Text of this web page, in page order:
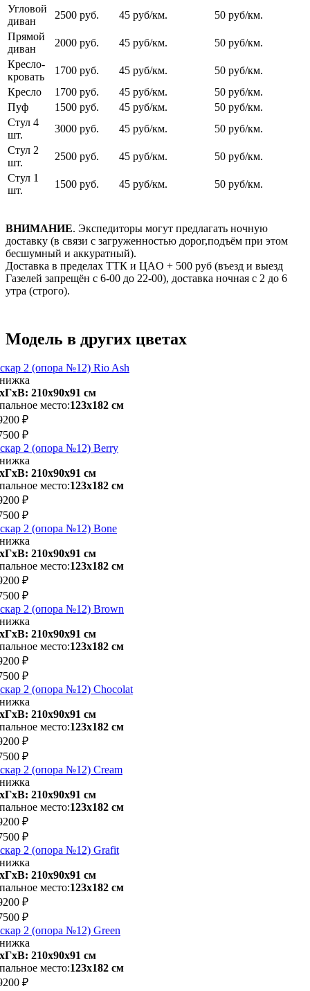
Угловой
диван
2500 руб. 45 руб/км.
50 руб/км.
Прямой
диван
2000 руб. 45 руб/км.
50 руб/км.
Кресло-
кровать
1700 руб. 45 руб/км.
50 руб/км.
Кресло
1700 руб. 45 руб/км.
50 руб/км.
Пуф
1500 руб. 45 руб/км.
50 руб/км.
Стул 4
шт.
3000 руб. 45 руб/км.
50 руб/км.
Стул 2
шт.
2500 руб. 45 руб/км.
50 руб/км.
Стул 1
шт.
1500 руб. 45 руб/км. 50 руб/км.
ВНИМАНИЕ. Экспедиторы могут предлагать ночную
доставку (в связи с загруженностью дорог,подъём при этом
бесшумный и аккуратный).
Доставка в пределах ТТК и ЦАO + 500 pуб (въезд и выезд
Газелей запрещён с 6-00 до 22-00), доставка ночная с 2 до 6
утра (строго).
Модель в других цветах
2 (опора №12) Rio Ash
210х90x91 см
место:123х182 см
₽
₽
2 (опора №12) Berry
210х90x91 см
место:123х182 см
₽
₽
2 (опора №12) Bone
210х90x91 см
место:123х182 см
₽
₽
2 (опора №12) Brown
210х90x91 см
место:123х182 см
₽
₽
2 (опора №12) Chocolat
210х90x91 см
место:123х182 см
₽
₽
2 (опора №12) Cream
210х90x91 см
место:123х182 см
₽
₽
2 (опора №12) Grafit
210х90x91 см
место:123х182 см
₽
₽
2 (опора №12) Green
210х90x91 см
место:123х182 см
₽